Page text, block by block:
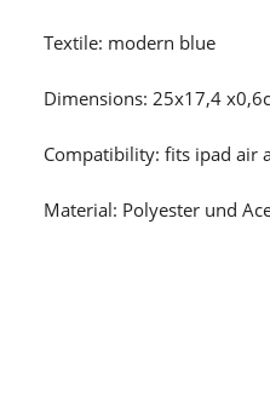
Textile: modern blue
Dimensions: 25x17,4
Compatibility: fits ipad air
Material: Polyester und